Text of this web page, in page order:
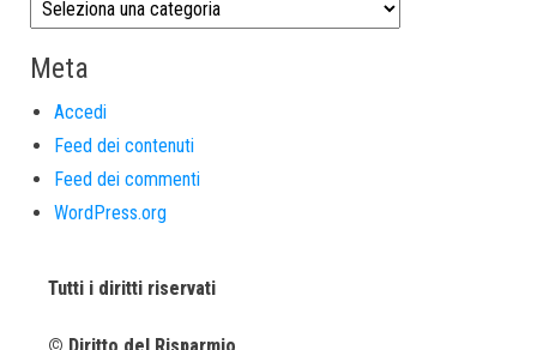
Meta
Accedi
Feed dei contenuti
Feed dei commenti
WordPress.org
Tutti i diritti riservati